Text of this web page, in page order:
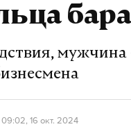
мужчина
09:02, 16 окт. 2024